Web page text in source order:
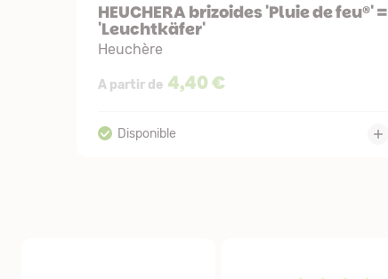
HEUCHERA brizoides 'Pluie de feu®' =
'Leuchtkäfer'
Heuchère
A partir de 4,40 €